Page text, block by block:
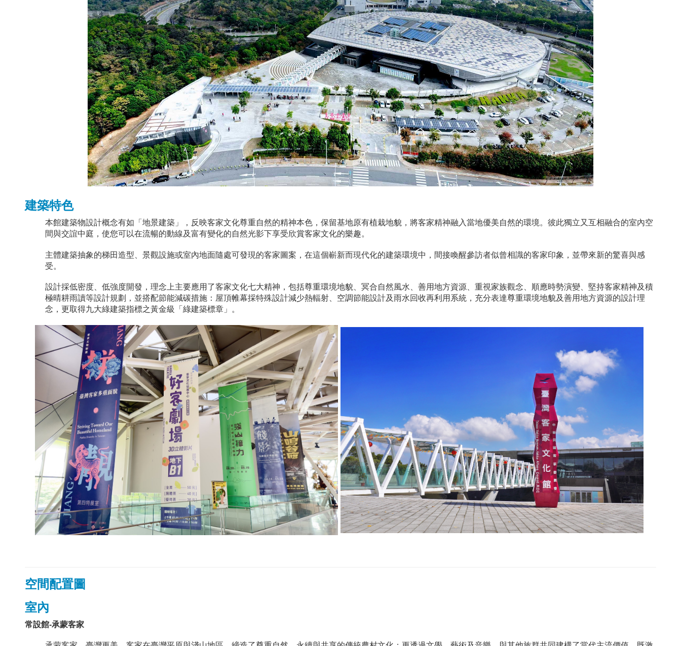
建築特色
本館建築物設計概念有如「地景建築」，反映客家文化尊重自然的精神本色，保留基地原有植栽地貌，將客家精神融入當地優美自然的環境。彼此獨立又互相融合的室內空
間與交誼中庭，使您可以在流暢的動線及富有變化的自然光影下享受欣賞客家文化的樂趣。
主體建築抽象的梯田造型、景觀設施或室內地面隨處可發現的客家圖案，在這個嶄新而現代化的建築環境中，間接喚醒參訪者似曾相識的客家印象，並帶來新的驚喜與感
受。
設計採低密度、低強度開發，理念上主要應用了客家文化七大精神，包括尊重環境地貌、冥合自然風水、善用地方資源、重視家族觀念、順應時勢演變、堅持客家精神及積
極晴耕雨讀等設計規劃，並搭配節能減碳措施：屋頂帷幕採特殊設計減少熱輻射、空調節能設計及雨水回收再利用系統，充分表達尊重環境地貌及善用地方資源的設計理
念，更取得九大綠建築指標之黃金級「綠建築標章」。
空間配置圖
室內
常設館-承蒙客家